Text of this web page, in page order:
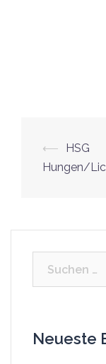
⟵
HSG
Hungen/
Neueste